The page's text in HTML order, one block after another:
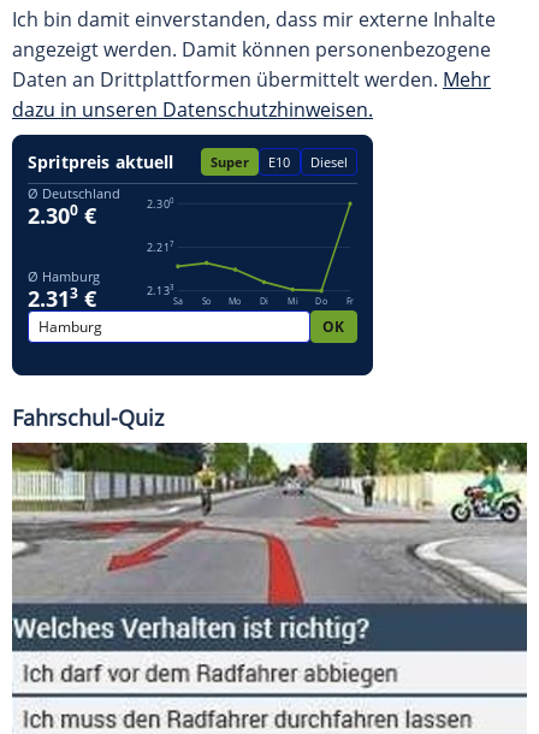
Ich bin damit einverstanden, dass mir externe Inhalte
angezeigt werden. Damit können personenbezogene
Daten an Drittplattformen übermittelt werden. Mehr
dazu in unseren Datenschutzhinweisen.
Fahrschul-Quiz